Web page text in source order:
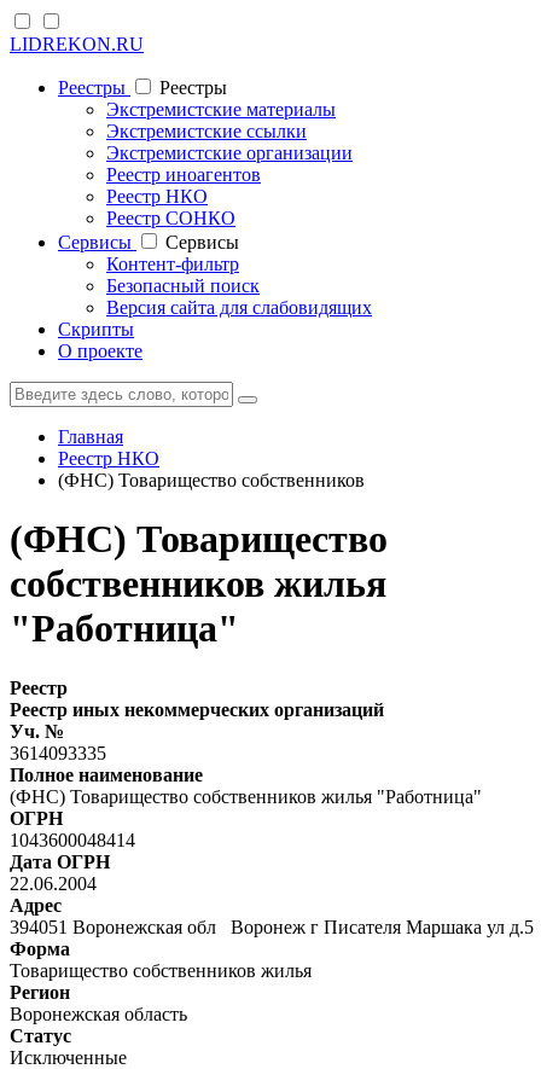
LIDREKON.RU
Реестры
Реестры
Экстремистские материалы
Экстремистские ссылки
Экстремистские организации
Реестр иноагентов
Реестр НКО
Реестр СОНКО
Cервисы
Cервисы
Контент-фильтр
Безопасный поиск
Версия сайта для слабовидящих
Скрипты
О проекте
Главная
Реестр НКО
(ФНС) Товарищество собственников
(ФНС) Товарищество
собственников жилья
"Работница"
Реестр
Реестр иных некоммерческих организаций
Уч. №
3614093335
Полное наименование
(ФНС) Товарищество собственников жилья "Работница"
ОГРН
1043600048414
Дата ОГРН
22.06.2004
Адрес
394051 Воронежская обл Воронеж г Писателя Маршака ул
Форма
Товарищество собственников жилья
Регион
Воронежская область
Статус
Исключенные